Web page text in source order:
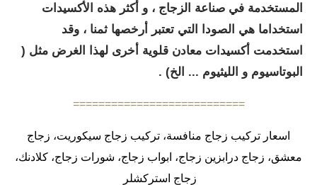
المستخدمة في صناعة الزجاج ، و أكثر هذه الأكسيدات
استخداما هي الصودا التي تعتبر أرخصها ثمنا ، وقد
استخدمت أكسيدات معادن قلوية أخرى لهذا الغرض مثل (
البوتاسيوم و الليثيوم ... الخ) .
===========================
اسعار تركيب زجاج منافسة، تركيب زجاج سيكوريت، زجاج
معشق، زجاج درابزين زجاج، ابواب زجاج، شورات زجاج، كلادنك،
زجاج استركشلر